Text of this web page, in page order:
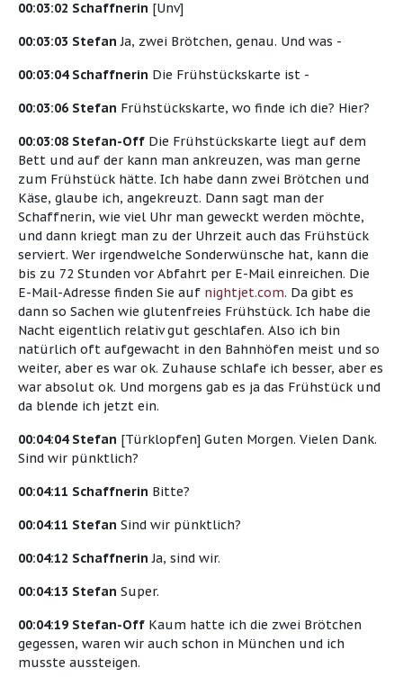
00:03:02 Schaffnerin [Unv]
00:03:03 Stefan Ja, zwei Brötchen, genau. Und was -
00:03:04 Schaffnerin Die Frühstückskarte ist -
00:03:06 Stefan Frühstückskarte, wo finde ich die? Hier?
00:03:08 Stefan-Off Die Frühstückskarte liegt auf dem
Bett und auf der kann man ankreuzen, was man gerne
zum Frühstück hätte. Ich habe dann zwei Brötchen und
Käse, glaube ich, angekreuzt. Dann sagt man der
Schaffnerin, wie viel Uhr man geweckt werden möchte,
und dann kriegt man zu der Uhrzeit auch das Frühstück
serviert. Wer irgendwelche Sonderwünsche hat, kann die
bis zu 72 Stunden vor Abfahrt per E-Mail einreichen. Die
E-Mail-Adresse finden Sie auf nightjet.com. Da gibt es
dann so Sachen wie glutenfreies Frühstück. Ich habe die
Nacht eigentlich relativ gut geschlafen. Also ich bin
natürlich oft aufgewacht in den Bahnhöfen meist und so
weiter, aber es war ok. Zuhause schlafe ich besser, aber es
war absolut ok. Und morgens gab es ja das Frühstück und
da blende ich jetzt ein.
00:04:04 Stefan [Türklopfen] Guten Morgen. Vielen Dank.
Sind wir pünktlich?
00:04:11 Schaffnerin Bitte?
00:04:11 Stefan Sind wir pünktlich?
00:04:12 Schaffnerin Ja, sind wir.
00:04:13 Stefan Super.
00:04:19 Stefan-Off Kaum hatte ich die zwei Brötchen
gegessen, waren wir auch schon in München und ich
musste aussteigen.